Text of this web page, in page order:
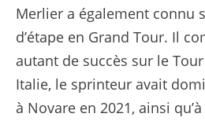
Merlier a également connu
d’étape en Grand Tour. Il
autant de succès sur le
Italie, le sprinteur avait
à Novare en 2021, ainsi